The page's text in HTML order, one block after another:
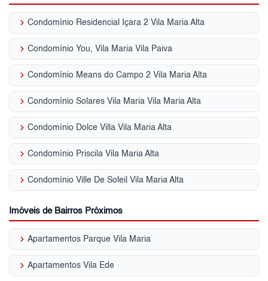
keyboard_arrow_right Condomínio Residencial Içara 2 Vila Maria Alta
keyboard_arrow_right Condomínio You, Vila Maria Vila Paiva
keyboard_arrow_right Condomínio Means do Campo 2 Vila Maria Alta
keyboard_arrow_right Condomínio Solares Vila Maria Vila Maria Alta
keyboard_arrow_right Condomínio Dolce Villa Vila Maria Alta
keyboard_arrow_right Condomínio Priscila Vila Maria Alta
keyboard_arrow_right Condomínio Ville De Soleil Vila Maria Alta
Imóveis de Bairros Próximos
keyboard_arrow_right Apartamentos Parque Vila Maria
keyboard_arrow_right Apartamentos Vila Ede